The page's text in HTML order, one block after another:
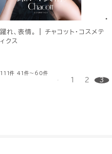
躍れ、表情。 | チャコット・コスメテ
ィクス
111件 41件～60件
1 2 3